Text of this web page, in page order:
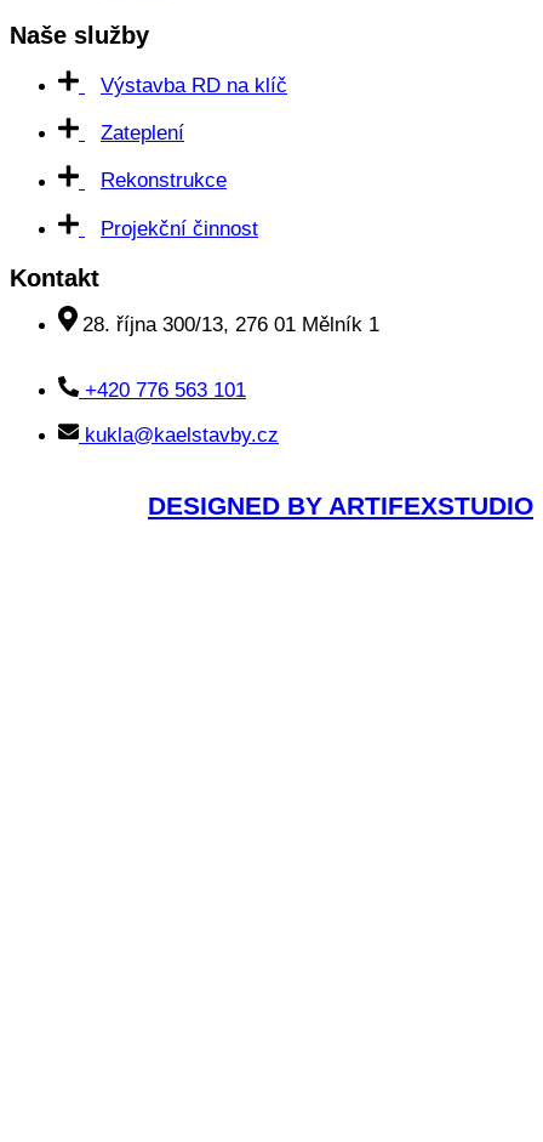
Naše služby
Výstavba RD na klíč
Zateplení
Rekonstrukce
Projekční činnost
Kontakt
28. října 300/13, 276 01 Mělník 1
+420 776 563 101
kukla@kaelstavby.cz
DESIGNED BY ARTIFEXSTUDIO